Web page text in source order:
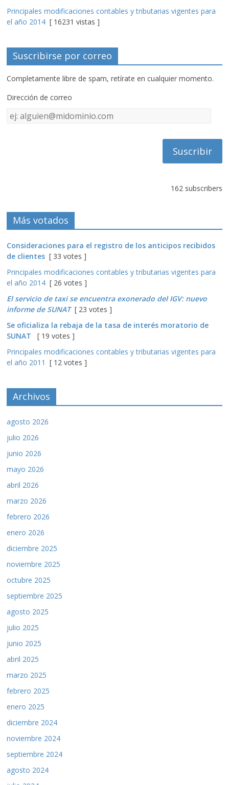
Principales modificaciones contables y tributarias vigentes para
el año 2014 [ 16231 vistas ]
Suscribirse por correo
Completamente libre de spam, retírate en cualquier momento.
Dirección de correo
Dirección
de
162 subscribers
Más votados
Consideraciones para el registro de los anticipos recibidos
de clientes [ 33 votes ]
Principales modificaciones contables y tributarias vigentes para
el año 2014 [ 26 votes ]
El servicio de taxi se encuentra exonerado del IGV: nuevo
informe de SUNAT[ 23 votes ]
Se oficializa la rebaja de la tasa de interés moratorio de
SUNAT
[ 19 votes ]
Principales modificaciones contables y tributarias vigentes para
el año 2011 [ 12 votes ]
Archivos
agosto 2026
julio 2026
junio 2026
mayo 2026
abril 2026
marzo 2026
febrero 2026
enero 2026
diciembre 2025
noviembre 2025
octubre 2025
septiembre 2025
agosto 2025
julio 2025
junio 2025
abril 2025
marzo 2025
febrero 2025
enero 2025
diciembre 2024
noviembre 2024
septiembre 2024
agosto 2024